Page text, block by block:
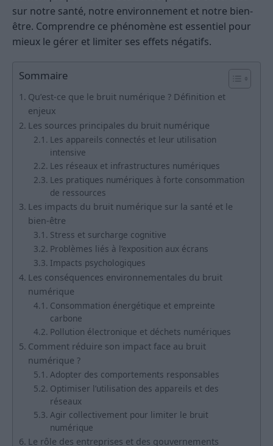
sur notre santé, notre environnement et notre bien-
être. Comprendre ce phénomène est essentiel pour
mieux le gérer et limiter ses effets négatifs.
Sommaire
Qu’est-ce que le bruit numérique ? Définition et
enjeux
Les sources principales du bruit numérique
Les appareils connectés et leur utilisation
intensive
Les réseaux et infrastructures numériques
Les pratiques numériques à forte consommation
de ressources
Les impacts du bruit numérique sur la santé et le
bien-être
Stress et surcharge cognitive
Problèmes liés à l’exposition aux écrans
Impacts psychologiques
Les conséquences environnementales du bruit
numérique
Consommation énergétique et empreinte
carbone
Pollution électronique et déchets numériques
Comment réduire son impact face au bruit
numérique ?
Adopter des comportements responsables
Optimiser l’utilisation des appareils et des
réseaux
Agir collectivement pour limiter le bruit
numérique
Le rôle des entreprises et des gouvernements